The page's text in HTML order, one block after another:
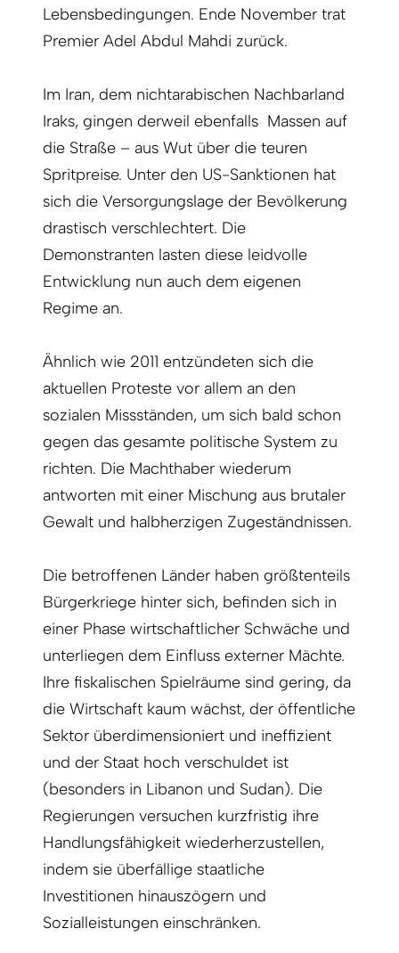
Lebensbedingungen. Ende November trat
Premier Adel Abdul Mahdi zurück.
Im Iran, dem nichtarabischen Nachbarland
Iraks, gingen derweil ebenfalls Massen auf
die Straße – aus Wut über die teuren
Spritpreise. Unter den US-Sanktionen hat
sich die Versorgungslage der Bevölkerung
drastisch verschlechtert. Die
Demonstranten lasten diese leidvolle
Entwicklung nun auch dem eigenen
Regime an.
Ähnlich wie 2011 entzündeten sich die
aktuellen Proteste vor allem an den
sozialen Missständen, um sich bald schon
gegen das gesamte politische System zu
richten. Die Machthaber wiederum
antworten mit einer Mischung aus brutaler
Gewalt und halbherzigen Zugeständnissen.
Die betroffenen Länder haben größtenteils
Bürgerkriege hinter sich, befinden sich in
einer Phase wirtschaftlicher Schwäche und
unterliegen dem Einfluss externer Mächte.
Ihre fiskalischen Spielräume sind gering, da
die Wirtschaft kaum wächst, der öffentliche
Sektor überdimensioniert und ineffizient
und der Staat hoch verschuldet ist
(besonders in Libanon und Sudan). Die
Regierungen versuchen kurzfristig ihre
Handlungsfähigkeit wiederherzustellen,
indem sie überfällige staatliche
Investitionen hinauszögern und
Sozialleistungen einschränken.